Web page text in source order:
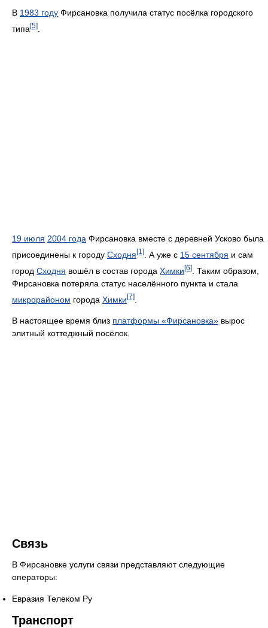
В 1983 году Фирсановка получила статус посёлка городского
типа[5]
19 июля 2004 года Фирсановка вместе с деревней Усково была
присоединены к городу Сходня [1] . А уже с 15 сентября и сам
город Сходня вошёл в состав города Химки[6]
. Таким образом,
Фирсановка потеряла статус населённого пункта и стала
микрорайоном города Химки[7]
В настоящее время близ платформы «Фирсановка» вырос
элитный коттеджный посёлок.
Связь
В Фирсановке услуги связи представляют следующие
операторы:
Евразия Телеком Ру
Транспорт